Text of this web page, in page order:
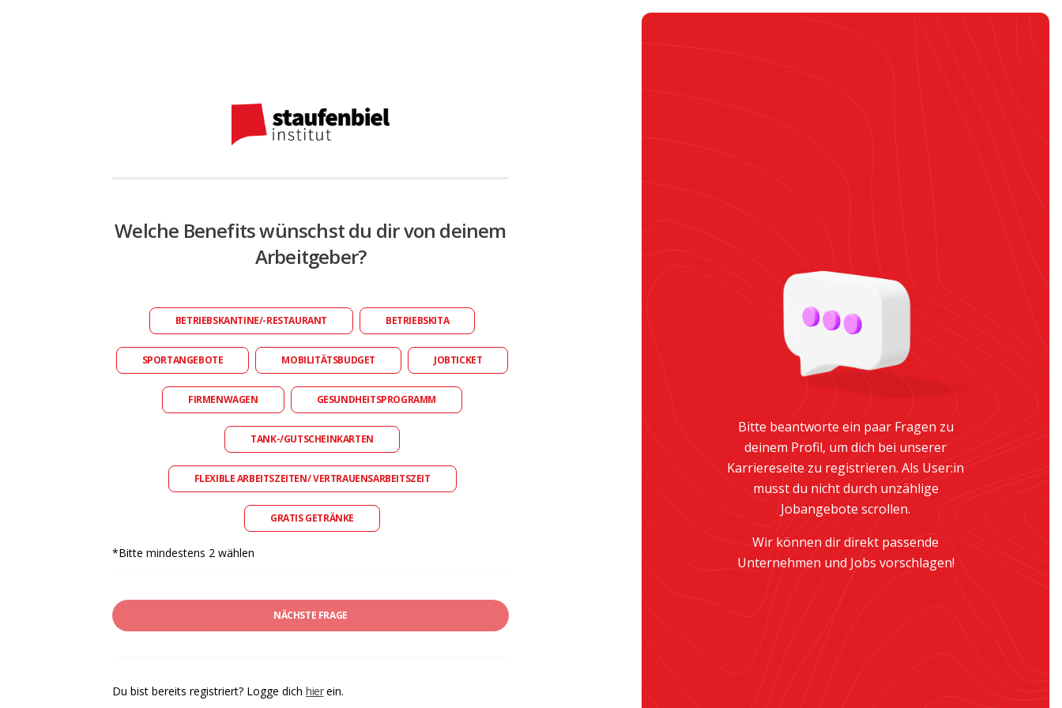
Welche Benefits wünschst du dir von deinem
Arbeitgeber?
BETRIEBSKANTINE/-RESTAURANT BETRIEBSKITA
SPORTANGEBOTE MOBILITÄTSBUDGET JOBTICKET
FIRMENWAGEN GESUNDHEITSPROGRAMM
TANK-/GUTSCHEINKARTEN
FLEXIBLE ARBEITSZEITEN/ VERTRAUENSARBEITSZEIT
GRATIS GETRÄNKE
*Bitte mindestens 2 wählen
NÄCHSTE FRAGE
Du bist bereits registriert? Logge dich hierein.
Bitte beantworte ein paar Fragen zu
deinem Profil, um dich bei unserer
Karriereseite zu registrieren. Als User:in
musst du nicht durch unzählige
Jobangebote scrollen.
Wir können dir direkt passende
Unternehmen und Jobs vorschlagen!